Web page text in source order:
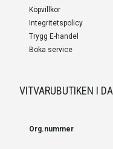
Köpvillkor
Integritetspolicy
Trygg E-handel
Boka service
VITVARUBUTIKEN I
Org.nummer